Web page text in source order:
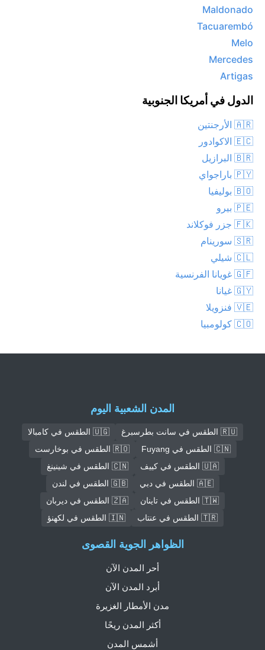
Maldonado
Tacuarembó
Melo
Mercedes
Artigas
الدول في أمريكا الجنوبية
🇦🇷 الأرجنتين
🇪🇨 الاكوادور
🇧🇷 البرازيل
🇵🇾 باراجواي
🇧🇴 بوليفيا
🇵🇪 بيرو
🇫🇰 جزر فوكلاند
🇸🇷 سورينام
🇨🇱 شيلي
🇬🇫 غويانا الفرنسية
🇬🇾 غيانا
🇻🇪 فنزويلا
🇨🇴 كولومبيا
المدن الشعبية اليوم
🇷🇺 الطقس في سانت بطرسبرغ
🇺🇬 الطقس في كامبالا
🇨🇳 الطقس في Fuyang
🇷🇴 الطقس في بوخارست
🇺🇦 الطقس في كييف
🇨🇳 الطقس في شينينغ
🇦🇪 الطقس في دبي
🇬🇧 الطقس في لندن
🇹🇼 الطقس في تاينان
🇿🇦 الطقس في ديربان
🇹🇷 الطقس في عنتاب
🇮🇳 الطقس في لكهنؤ
الظواهر الجوية القصوى
أحر المدن الآن
أبرد المدن الآن
مدن الأمطار الغزيرة
أكثر المدن ريحًا
أشمس المدن